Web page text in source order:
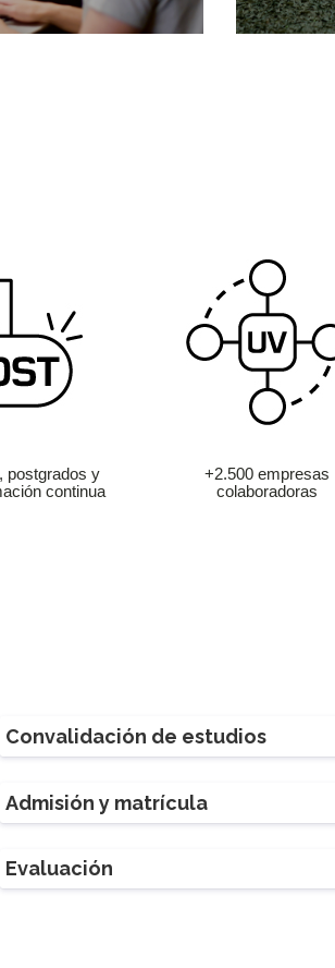
postgrados y
continua
+2.500 empresas
colaboradoras
Convalidación de estudios
Admisión y matrícula
Evaluación